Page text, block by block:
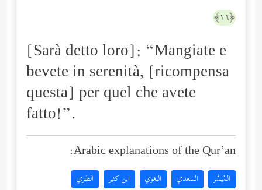
﴿١٩﴾
[Sarà detto loro]: “Mangiate e
bevete in serenità, [ricompensa
questa] per quel che avete
fatto!”.
Arabic explanations of the Qur’an:
المُيسَّر السعدي البغوي ابن كثير الطبري